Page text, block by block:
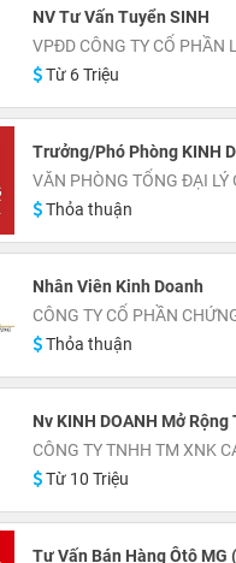
NV Tư Vấn Tuyển SINH
VPĐD CÔNG TY CỔ PHẦN
Từ 6 Triệu
Trưởng/Phó Phòng KINH
VĂN PHÒNG TỔNG ĐẠI LÝ
Thỏa thuận
Nhân Viên Kinh Doanh
CÔNG TY CỔ PHẦN
Thỏa thuận
Nv KINH DOANH Mở
CÔNG TY TNHH TM XNK
Từ 10 Triệu
Tư Vấn Bán Hàng Ôtô MG